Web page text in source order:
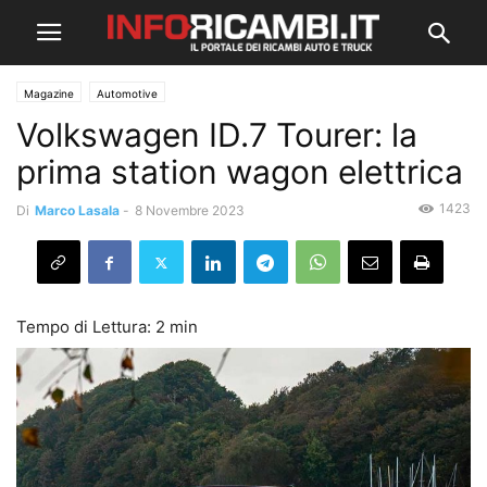
Magazine Automotive
Volkswagen ID.7 Tourer: la
prima station wagon elettrica
Di Marco Lasala - 8 Novembre 2023 1423